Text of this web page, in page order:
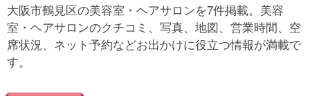
大阪市鶴見区の美容室・ヘアサロンを7件掲載。美容
室・ヘアサロンのクチコミ、写真、地図、営業時間、空
席状況、ネット予約などお出かけに役立つ情報が満載で
す。